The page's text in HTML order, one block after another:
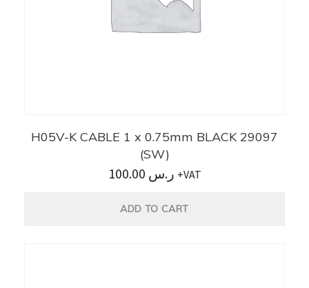
H05V-K CABLE 1 x 0.75mm BLACK 29097
(SW)
ر.س +VAT
ADD TO CART